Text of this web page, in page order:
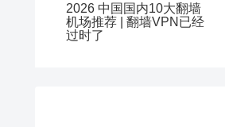
2026 中国国内10大翻墙
机场推荐 | 翻墙VPN已经
过时了